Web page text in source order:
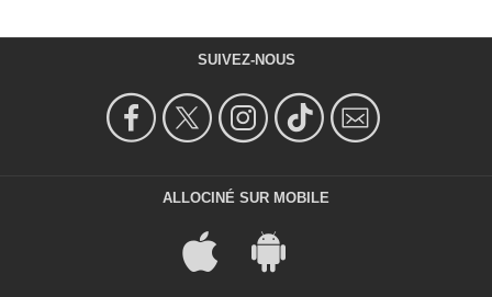
SUIVEZ-NOUS
ALLOCINÉ SUR MOBILE